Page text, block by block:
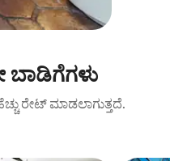
ಹೆಚ್ಚು ರೇಟ್ ಮಾಡಲಾಗುತ್ತದೆ.